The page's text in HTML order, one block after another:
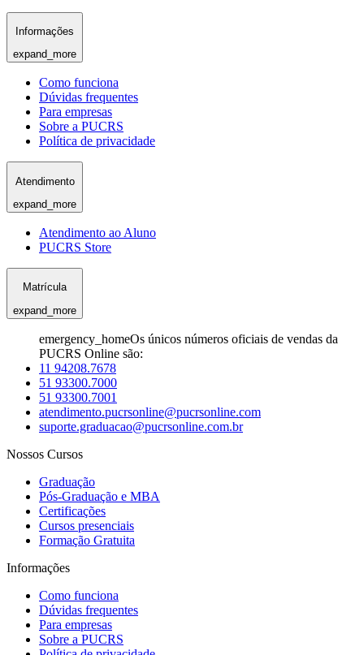
Informações
expand_more
Como funciona
Dúvidas frequentes
Para empresas
Sobre a PUCRS
Política de privacidade
Atendimento
expand_more
Atendimento ao Aluno
PUCRS Store
Matrícula
expand_more
emergency_homeOs únicos números oficiais de vendas da
PUCRS Online são:
11 94208.7678
51 93300.7000
51 93300.7001
atendimento.pucrsonline@pucrsonline.com
suporte.graduacao@pucrsonline.com.br
Nossos Cursos
Graduação
Pós-Graduação e MBA
Certificações
Cursos presenciais
Formação Gratuita
Informações
Como funciona
Dúvidas frequentes
Para empresas
Sobre a PUCRS